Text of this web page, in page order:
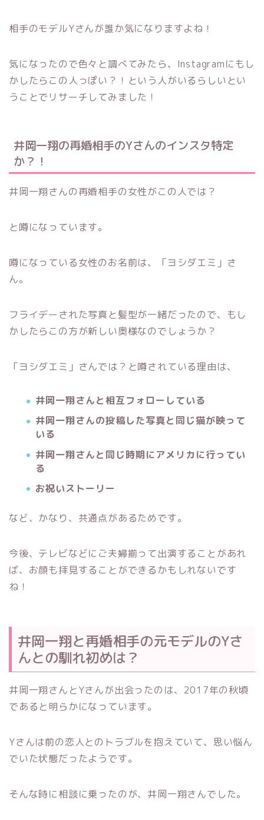
相手のモデルYさんが誰か気になりますよね！
気になったので色々と調べてみたら、Instagramにもし
かしたらこの人っぽい？！という人がいるらしいとい
うことでリサーチしてみました！
井岡一翔の再婚相手のYさんのインスタ特定
か？！
井岡一翔さんの再婚相手の女性がこの人では？
と噂になっています。
噂になっている女性のお名前は、「ヨシダエミ」さ
ん。
フライデーされた写真と髪型が一緒だったので、もし
かしたらこの方が新しい奥様なのでしょうか？
「ヨシダエミ」さんでは？と噂されている理由は、
井岡一翔さんと相互フォローしている
井岡一翔さんの投稿した写真と同じ猫が映って
いる
井岡一翔さんと同じ時期にアメリカに行ってい
る
お祝いストーリー
など、かなり、共通点があるためです。
今後、テレビなどにご夫婦揃って出演することがあれ
ば、お顔も拝見することができるかもしれないです
ね！
井岡一翔と再婚相手の元モデルのYさ
んとの馴れ初めは？
井岡一翔さんとYさんが出会ったのは、2017年の秋頃
であると明らかになっています。
Yさんは前の恋人とのトラブルを抱えていて、思い悩ん
でいた状態だったようです。
そんな時に相談に乗ったのが、井岡一翔さんでした。